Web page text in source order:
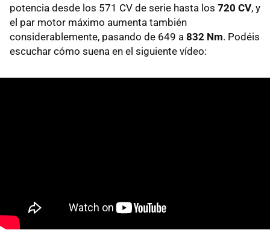
potencia desde los 571 CV de serie hasta los 720 CV, y
el par motor máximo aumenta también
considerablemente, pasando de 649 a 832 Nm. Podéis
escuchar cómo suena en el siguiente vídeo: